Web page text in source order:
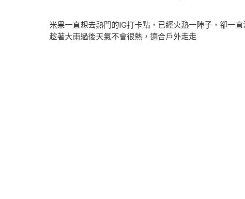
米果一直想去熱門的IG打卡點，已經火熱一陣子，卻一
趁著大雨過後天氣不會很熱，適合戶外走走